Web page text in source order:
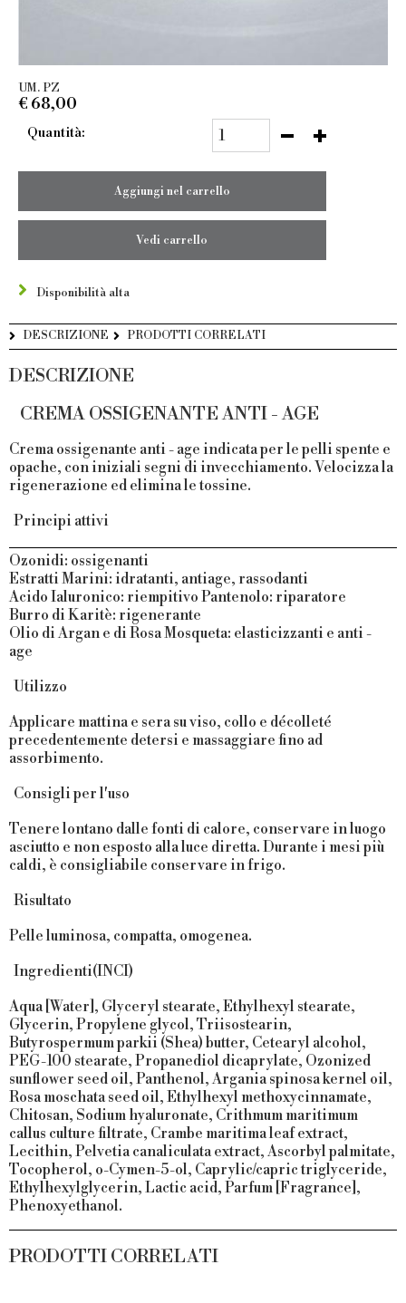
UM. PZ
€ 68,00
Quantità:
Aggiungi nel carrello
Vedi carrello
Disponibilità alta
DESCRIZIONE PRODOTTI CORRELATI
DESCRIZIONE
CREMA OSSIGENANTE ANTI - AGE
Crema ossigenante anti - age indicata per le pelli spente e
opache, con iniziali segni di invecchiamento. Velocizza la
rigenerazione ed elimina le tossine.
Principi attivi
Ozonidi: ossigenanti
Estratti Marini: idratanti, antiage, rassodanti
Acido Ialuronico: riempitivo Pantenolo: riparatore
Burro di Karitè: rigenerante
Olio di Argan e di Rosa Mosqueta: elasticizzanti e anti -
age
Utilizzo
Applicare mattina e sera su viso, collo e décolleté
precedentemente detersi e massaggiare fino ad
assorbimento.
Consigli per l'uso
Tenere lontano dalle fonti di calore, conservare in luogo
asciutto e non esposto alla luce diretta. Durante i mesi più
caldi, è consigliabile conservare in frigo.
Risultato
Pelle luminosa, compatta, omogenea.
Ingredienti(INCI)
Aqua [Water], Glyceryl stearate, Ethylhexyl stearate,
Glycerin, Propylene glycol, Triisostearin,
Butyrospermum parkii (Shea) butter, Cetearyl alcohol,
PEG-100 stearate, Propanediol dicaprylate, Ozonized
sunflower seed oil, Panthenol, Argania spinosa kernel oil,
Rosa moschata seed oil, Ethylhexyl methoxycinnamate,
Chitosan, Sodium hyaluronate, Crithmum maritimum
callus culture filtrate, Crambe maritima leaf extract,
Lecithin, Pelvetia canaliculata extract, Ascorbyl palmitate,
Tocopherol, o-Cymen-5-ol, Caprylic/capric triglyceride,
Ethylhexylglycerin, Lactic acid, Parfum [Fragrance],
Phenoxyethanol.
PRODOTTI CORRELATI